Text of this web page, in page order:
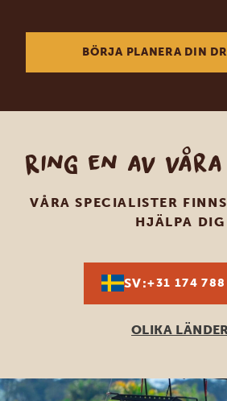
BÖRJA PLANERA DIN
Ring en av
VÅRA SPECIALISTER
HJÄLPA DIG
SV:+31 174
OLIKA LÄNDER